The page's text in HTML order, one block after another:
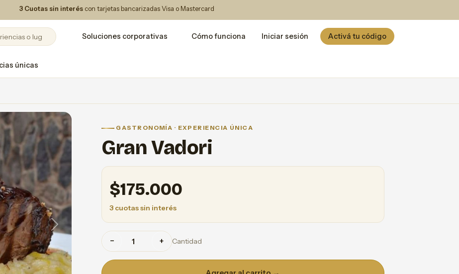
3 Cuotas sin interés con tarjetas bancarizadas Visa o Mastercard
Soluciones corporativas Cómo funciona Iniciar sesión Activá tu código
únicas
Next
GASTRONOMÍA · EXPERIENCIA ÚNICA
Gran Vadori
$175.000
3 cuotas sin interés
− + Cantidad